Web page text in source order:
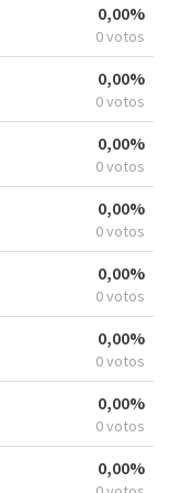
0,00%
0 votos
0,00%
0 votos
0,00%
0 votos
0,00%
0 votos
0,00%
0 votos
0,00%
0 votos
0,00%
0 votos
0,00%